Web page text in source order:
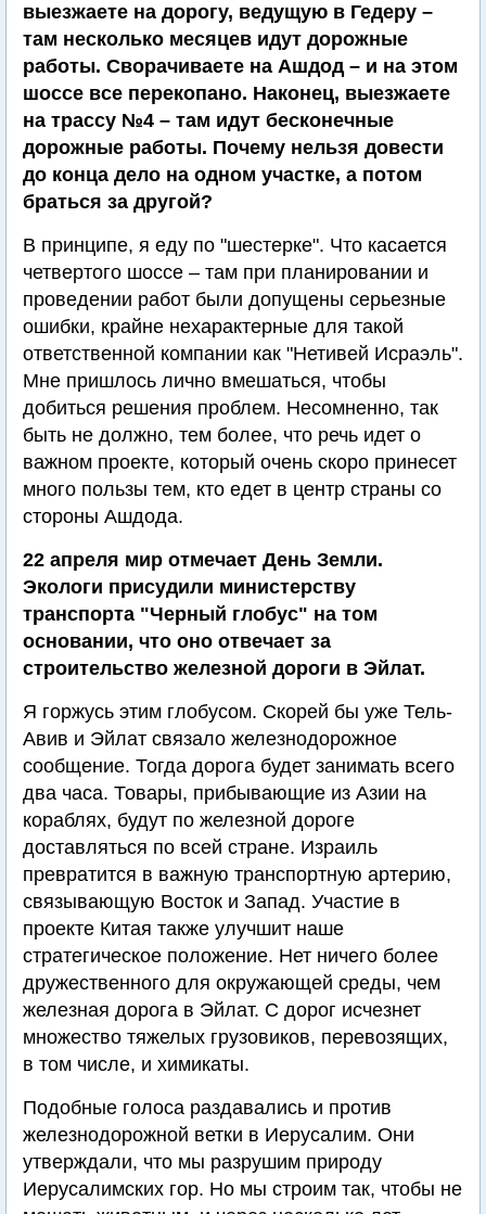
выезжаете на дорогу, ведущую в Гедеру –
там несколько месяцев идут дорожные
работы. Сворачиваете на Ашдод – и на этом
шоссе все перекопано. Наконец, выезжаете
на трассу №4 – там идут бесконечные
дорожные работы. Почему нельзя довести
до конца дело на одном участке, а потом
браться за другой?
В принципе, я еду по "шестерке". Что касается
четвертого шоссе – там при планировании и
проведении работ были допущены серьезные
ошибки, крайне нехарактерные для такой
ответственной компании как "Нетивей Исраэль".
Мне пришлось лично вмешаться, чтобы
добиться решения проблем. Несомненно, так
быть не должно, тем более, что речь идет о
важном проекте, который очень скоро принесет
много пользы тем, кто едет в центр страны со
стороны Ашдода.
22 апреля мир отмечает День Земли.
Экологи присудили министерству
транспорта "Черный глобус" на том
основании, что оно отвечает за
строительство железной дороги в Эйлат.
Я горжусь этим глобусом. Скорей бы уже Тель-
Авив и Эйлат связало железнодорожное
сообщение. Тогда дорога будет занимать всего
два часа. Товары, прибывающие из Азии на
кораблях, будут по железной дороге
доставляться по всей стране. Израиль
превратится в важную транспортную артерию,
связывающую Восток и Запад. Участие в
проекте Китая также улучшит наше
стратегическое положение. Нет ничего более
дружественного для окружающей среды, чем
железная дорога в Эйлат. С дорог исчезнет
множество тяжелых грузовиков, перевозящих,
в том числе, и химикаты.
Подобные голоса раздавались и против
железнодорожной ветки в Иерусалим. Они
утверждали, что мы разрушим природу
Иерусалимских гор. Но мы строим так, чтобы не